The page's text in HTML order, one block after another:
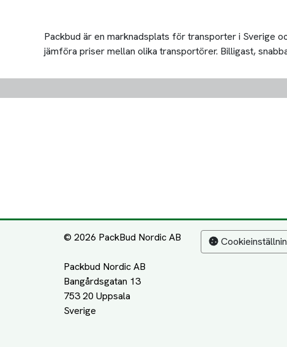
Packbud är en marknadsplats för transporter i Sverige
jämföra priser mellan olika transportörer. Billigast,
© 2026 PackBud Nordic AB
Packbud Nordic AB
Bangårdsgatan 13
753 20 Uppsala